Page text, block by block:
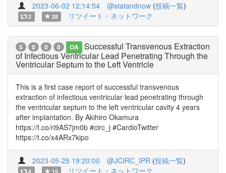
2023-06-02 12:14:54 @statandnow (投稿一覧)
2 28 リツイート・ネットワーク
5 0 0 0 OA
Successful Transvenous Extraction
of Infectious Ventricular Lead Penetrating Through the
Ventricular Septum to the Left Ventricle
This is a first case report of successful transvenous
extraction of infectious ventricular lead penetrating through
the ventricular septum to the left ventricular cavity 4 years
after implantation. By Akihiro Okamura
https://t.co/ri9AS7jm0b #circ_j #CardioTwitter
https://t.co/x4ARx7kipo
2023-05-25 19:20:00 @JCIRC_IPR (投稿一覧)
4 15 リツイート・ネットワーク